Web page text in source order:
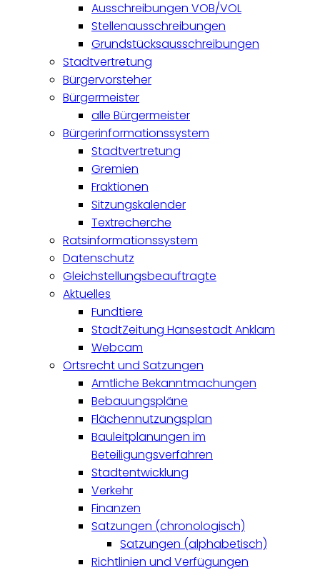
Ausschreibungen VOB/VOL
Stellenausschreibungen
Grundstücksausschreibungen
Stadtvertretung
Bürgervorsteher
Bürgermeister
alle Bürgermeister
Bürgerinformationssystem
Stadtvertretung
Gremien
Fraktionen
Sitzungskalender
Textrecherche
Ratsinformationssystem
Datenschutz
Gleichstellungsbeauftragte
Aktuelles
Fundtiere
StadtZeitung Hansestadt Anklam
Webcam
Ortsrecht und Satzungen
Amtliche Bekanntmachungen
Bebauungspläne
Flächennutzungsplan
Bauleitplanungen im
Beteiligungsverfahren
Stadtentwicklung
Verkehr
Finanzen
Satzungen (chronologisch)
Satzungen (alphabetisch)
Richtlinien und Verfügungen